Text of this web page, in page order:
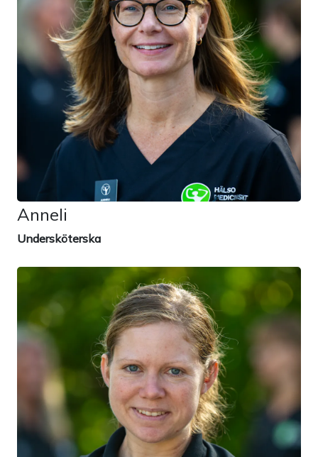
Anneli
Undersköterska